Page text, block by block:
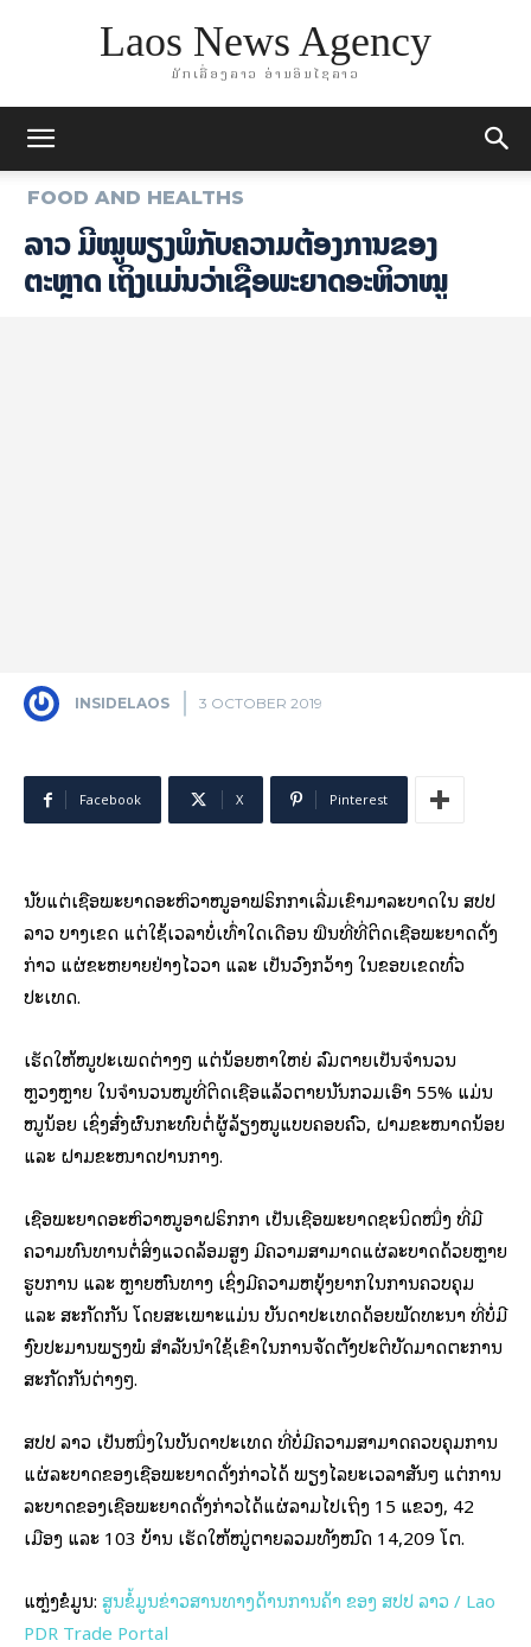
Laos News Agency
ມັກເລື່ອງລາວ ອ່ານອິນໄຊລາວ
FOOD AND HEALTHS
ລາວ ມີໝູພຽງພໍກັບຄວາມຕ້ອງການຂອງ
ຕະຫຼາດ ເຖິງແມ່ນວ່າເຊື້ອພະຍາດອະຫິວາໝູ
INSIDELAOS 3 OCTOBER 2019
Facebook X Pinterest
ນັບແຕ່ເຊື້ອພະຍາດອະຫິວາໝູອາຟຣິກກາເລີ່ມເຂົ້າມາລະບາດໃນ ສປປ
ລາວ ບາງເຂດ ແຕ່ໃຊ້ເວລາບໍ່ເທົ່າໃດເດືອນ ພື້ນທີ່ທີ່ຕິດເຊື້ອພະຍາດດັ່ງ
ກ່າວ ແຜ່ຂະຫຍາຍຢ່າງໄວວາ ແລະ ເປັນວົງກວ້າງ ໃນຂອບເຂດທົ່ວ
ປະເທດ.
ເຮັດໃຫ້ໝູປະເພດຕ່າງໆ ແຕ່ນ້ອຍຫາໃຫຍ່ ລົ້ມຕາຍເປັນຈໍານວນ
ຫຼວງຫຼາຍ ໃນຈໍານວນໝູທີ່ຕິດເຊື້ອແລ້ວຕາຍນັ້ນກວມເອົາ 55% ແມ່ນ
ໝູນ້ອຍ ເຊິ່ງສົ່ງຜົນກະທົບຕໍ່ຜູ້ລ້ຽງໝູແບບຄອບຄົວ, ຝາມຂະໜາດນ້ອຍ
ແລະ ຝາມຂະໜາດປານກາງ.
ເຊື້ອພະຍາດອະຫິວາໝູອາຝຣິກກາ ເປັນເຊື້ອພະຍາດຊະນິດໝຶ່ງ ທີ່ມີ
ຄວາມທົນທານຕໍ່ສິ່ງແວດລ້ອມສູງ ມີຄວາມສາມາດແຜ່ລະບາດດ້ວຍຫຼາຍ
ຮູບການ ແລະ ຫຼາຍຫົນທາງ ເຊິ່ງມີຄວາມຫຍຸ້ງຍາກໃນການຄວບຄຸມ
ແລະ ສະກັດກັ້ນ ໂດຍສະເພາະແມ່ນ ບັນດາປະເທດດ້ອຍພັດທະນາ ທີ່ບໍ່ມີ
ງົບປະມານພຽງພໍ ສໍາລັບນໍາໃຊ້ເຂົ້າໃນການຈັດຕັ້ງປະຕິບັດມາດຕະການ
ສະກັດກັ້ນຕ່າງໆ.
ສປປ ລາວ ເປັນໜຶ່ງໃນບັນດາປະເທດ ທີ່ບໍ່ມີຄວາມສາມາດຄວບຄຸມການ
ແຜ່ລະບາດຂອງເຊື້ອພະຍາດດັ່ງກ່າວໄດ້ ພຽງໄລຍະເວລາສັ້ນໆ ແຕ່ການ
ລະບາດຂອງເຊື້ອພະຍາດດັ່ງກ່າວໄດ້ແຜ່ລາມໄປເຖິງ 15 ແຂວງ, 42
ເມືອງ ແລະ 103 ບ້ານ ເຮັດໃຫ້ໝູ່ຕາຍລວມທັງໝົດ 14,209 ໂຕ.
ແຫຼ່ງຂໍ້ມູນ: ສູນຂໍ້ມູນຂ່າວສານທາງດ້ານການຄ້າ ຂອງ ສປປ ລາວ / Lao
PDR Trade Portal